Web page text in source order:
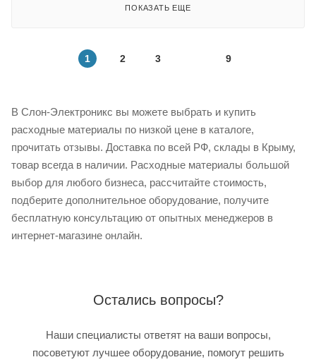
ПОКАЗАТЬ ЕЩЕ
1 2 3 9
В Слон-Электроникс вы можете выбрать и купить
расходные материалы по низкой цене в каталоге,
прочитать отзывы. Доставка по всей РФ, склады в Крыму,
товар всегда в наличии. Расходные материалы большой
выбор для любого бизнеса, рассчитайте стоимость,
подберите дополнительное оборудование, получите
бесплатную консультацию от опытных менеджеров в
интернет-магазине онлайн.
Остались вопросы?
Наши специалисты ответят на ваши вопросы,
посоветуют лучшее оборудование, помогут решить